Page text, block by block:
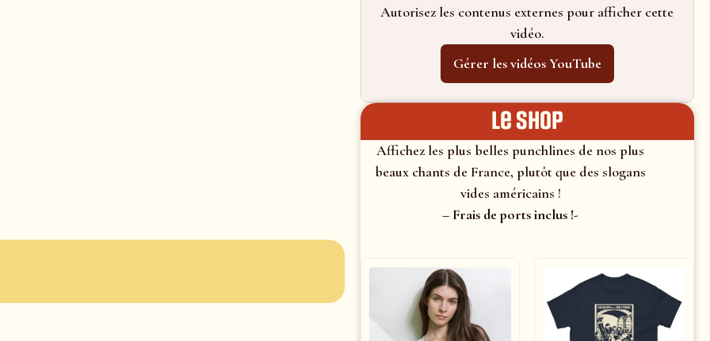
Autorisez les contenus externes pour afficher cette
vidéo.
Gérer les vidéos YouTube
le shop
Affichez les plus belles punchlines de nos plus
beaux chants de France, plutôt que des slogans
vides américains !
– Frais de ports inclus !-